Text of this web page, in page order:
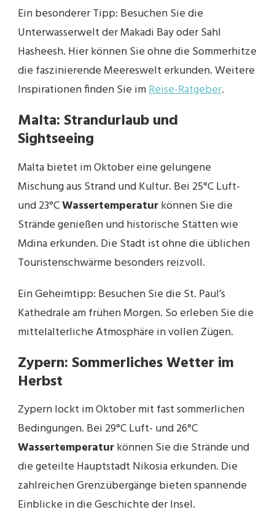
Ein besonderer Tipp: Besuchen Sie die
Unterwasserwelt der Makadi Bay oder Sahl
Hasheesh. Hier können Sie ohne die Sommerhitze
die faszinierende Meereswelt erkunden. Weitere
Inspirationen finden Sie imReise-Ratgeber.
Malta: Strandurlaub und
Sightseeing
Malta bietet im Oktober eine gelungene
Mischung aus Strand und Kultur. Bei 25°C Luft-
und 23°CWassertemperaturkönnen Sie die
Strände genießen und historische Stätten wie
Mdina erkunden. Die Stadt ist ohne die üblichen
Touristenschwärme besonders reizvoll.
Ein Geheimtipp: Besuchen Sie die St. Paul’s
Kathedrale am frühen Morgen. So erleben Sie die
mittelalterliche Atmosphäre in vollen Zügen.
Zypern: Sommerliches Wetter im
Herbst
Zypern lockt im Oktober mit fast sommerlichen
Bedingungen. Bei 29°C Luft- und 26°C
Wassertemperaturkönnen Sie die Strände und
die geteilte Hauptstadt Nikosia erkunden. Die
zahlreichen Grenzübergänge bieten spannende
Einblicke in die Geschichte der Insel.